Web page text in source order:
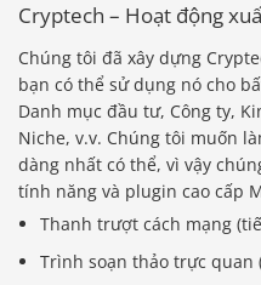
Cryptech – Hoạt động
Chúng tôi đã xây dựng
bạn có thể sử dụng nó cho
Danh mục đầu tư, Công ty,
Niche, v.v. Chúng tôi muốn
dàng nhất có thể, vì vậy
tính năng và plugin cao cấp
Thanh trượt cách mạng
Trình soạn thảo trực quan